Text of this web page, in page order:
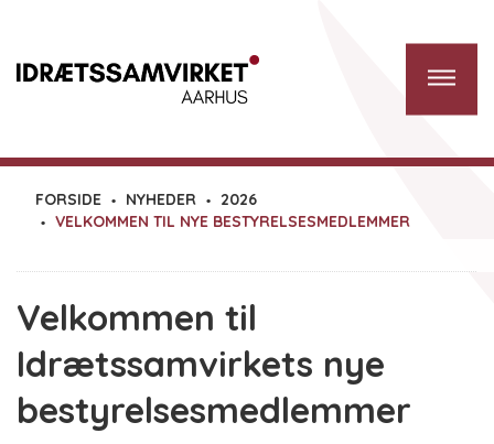
FORSIDE NYHEDER
2026
VELKOMMEN TIL NYE BESTYRELSESMEDLEMMER
Velkommen til
Idrætssamvirkets nye
bestyrelsesmedlemmer